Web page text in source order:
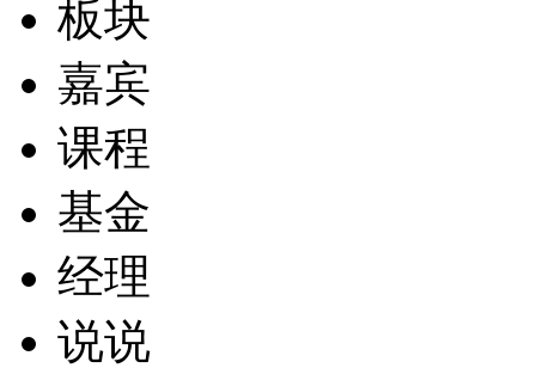
板块
嘉宾
课程
基金
经理
说说